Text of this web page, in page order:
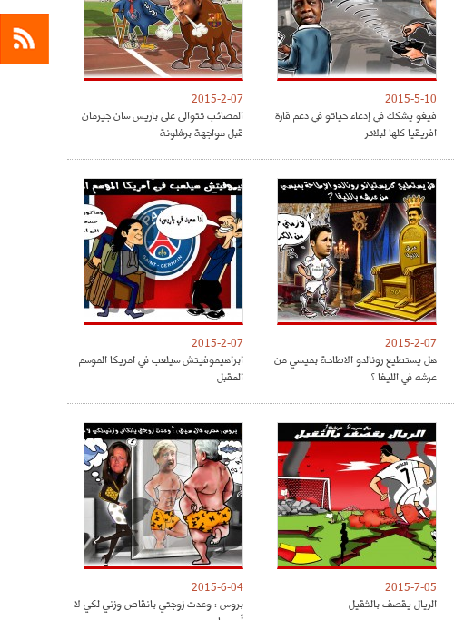
2015-5-10
فيغو يشكك في إدعاء حياتو في دعم قارة
افريقيا كلها لبلاتر
2015-2-07
المصائب تتوالى على باريس سان جيرمان
قبل مواجهة برشلونة
2015-2-07
هل يستطيع رونالدو الاطاحة بميسي من
عرشه في الليغا ؟
2015-2-07
ابراهيموفيتش سيلعب في امريكا الموسم
المقبل
2015-7-05
الريال يقصف بالثقيل
2015-6-04
بروس : وعدت زوجتي بانقاص وزني لكي لا